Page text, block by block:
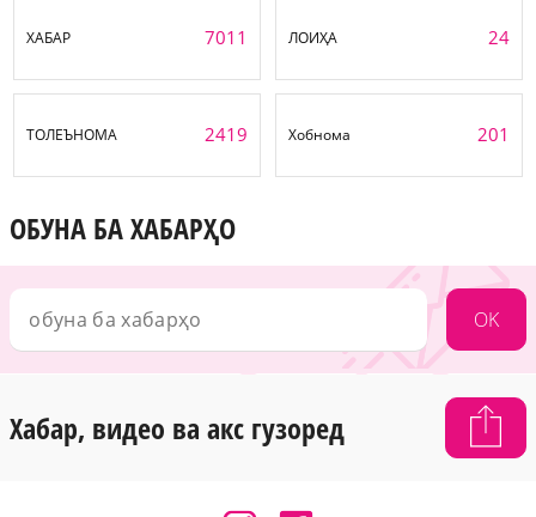
ХАБАР 7011 ЛОИҲА 24
ТОЛЕЪНОМА 2419 Хобнома 201
ОБУНА БА ХАБАРҲО
OK
Хабар, видео ва акс гузоред